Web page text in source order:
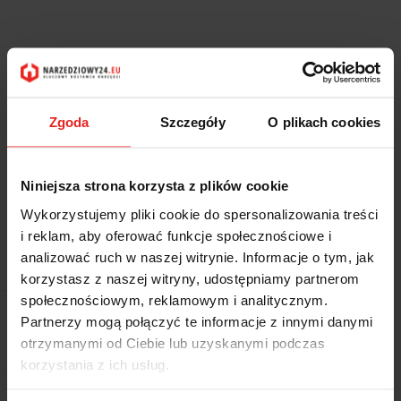
Zgoda Szczegóły O plikach cookies
Niniejsza strona korzysta z plików cookie
Wykorzystujemy pliki cookie do spersonalizowania treści
i reklam, aby oferować funkcje społecznościowe i
analizować ruch w naszej witrynie. Informacje o tym, jak
korzystasz z naszej witryny, udostępniamy partnerom
społecznościowym, reklamowym i analitycznym.
Partnerzy mogą połączyć te informacje z innymi danymi
otrzymanymi od Ciebie lub uzyskanymi podczas
korzystania z ich usług.
Symbol:42 46006 209
3242.99
3242.99